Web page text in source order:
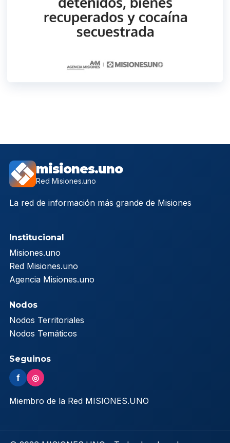
misiones.uno
Red Misiones.uno
La red de información más grande de Misiones
Institucional
Misiones.uno
Red Misiones.uno
Agencia Misiones.uno
Nodos
Nodos Territoriales
Nodos Temáticos
Seguinos
f ◎
Miembro de la Red MISIONES.UNO